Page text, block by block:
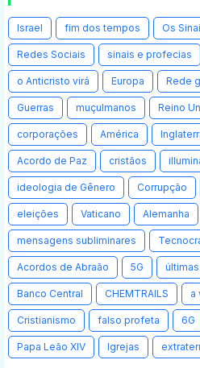
Israel fim dos tempos Os
Redes Sociais sinais e profecias
o Anticristo virá Europa Rede
Guerras muçulmanos Reino
corporações América
Acordo de Paz cristãos
ideologia de Gênero Corrupção
eleições Vaticano Alemanha
mensagens subliminares
Acordos de Abraão 5G
Banco Central CHEMTRAILS a
Cristianismo falso profeta 6G
Papa Leão XIV Igrejas